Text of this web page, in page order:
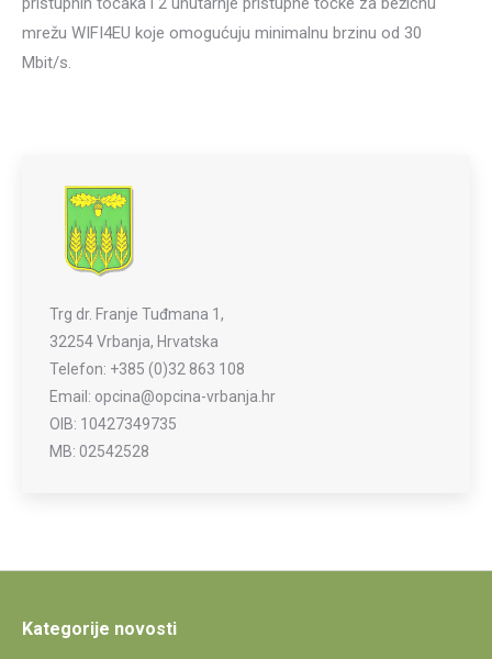
mrežu WIFI4EU koje omogućuju minimalnu brzinu od 30
Mbit/s.
Trg dr. Franje Tuđmana 1,
32254 Vrbanja, Hrvatska
Telefon: +385 (0)32 863 108
Email: opcina@opcina-vrbanja.hr
OIB: 10427349735
MB: 02542528
Kategorije novosti